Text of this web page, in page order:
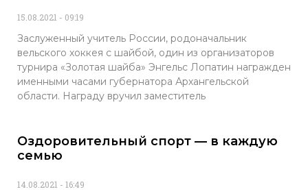
15.08.2021 09:19
Заслуженный учитель России, родоначальник
вельского хоккея с шайбой, один из организаторов
турнира «Золотая шайба» Энгельс Лопатин награжден
именными часами губернатора Архангельской
области. Награду вручил заместитель
Оздоровительный спорт — в каждую
семью
14.08.2021 16:49